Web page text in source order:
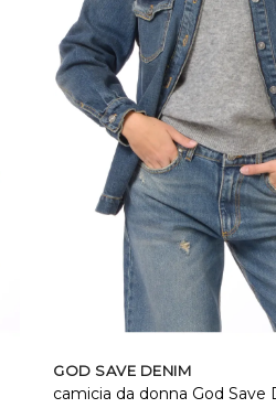
GOD SAVE DENIM
camicia da donna God Save